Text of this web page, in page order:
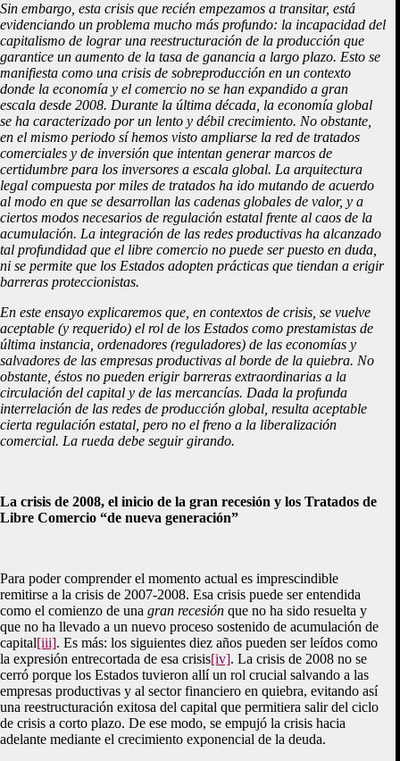
Sin embargo, esta crisis que recién empezamos a transitar, está
evidenciando un problema mucho más profundo: la incapacidad del
capitalismo de lograr una reestructuración de la producción que
garantice un aumento de la tasa de ganancia a largo plazo. Esto se
manifiesta como una crisis de sobreproducción en un contexto
donde la economía y el comercio no se han expandido a gran
escala desde 2008. Durante la última década, la economía global
se ha caracterizado por un lento y débil crecimiento. No obstante,
en el mismo periodo sí hemos visto ampliarse la red de tratados
comerciales y de inversión que intentan generar marcos de
certidumbre para los inversores a escala global. La arquitectura
legal compuesta por miles de tratados ha ido mutando de acuerdo
al modo en que se desarrollan las cadenas globales de valor, y a
ciertos modos necesarios de regulación estatal frente al caos de la
acumulación. La integración de las redes productivas ha alcanzado
tal profundidad que el libre comercio no puede ser puesto en duda,
ni se permite que los Estados adopten prácticas que tiendan a erigir
barreras proteccionistas.
En este ensayo explicaremos que, en contextos de crisis, se vuelve
aceptable (y requerido) el rol de los Estados como prestamistas de
última instancia, ordenadores (reguladores) de las economías y
salvadores de las empresas productivas al borde de la quiebra. No
obstante, éstos no pueden erigir barreras extraordinarias a la
circulación del capital y de las mercancías. Dada la profunda
interrelación de las redes de producción global, resulta aceptable
cierta regulación estatal, pero no el freno a la liberalización
comercial. La rueda debe seguir girando.
La crisis de 2008, el inicio de la gran recesión y los Tratados de
Libre Comercio “de nueva generación”
Para poder comprender el momento actual es imprescindible
remitirse a la crisis de 2007-2008. Esa crisis puede ser entendida
como el comienzo de una gran recesión que no ha sido resuelta y
que no ha llevado a un nuevo proceso sostenido de acumulación de
capital[iii]. Es más: los siguientes diez años pueden ser leídos como
la expresión entrecortada de esa crisis[iv]. La crisis de 2008 no se
cerró porque los Estados tuvieron allí un rol crucial salvando a las
empresas productivas y al sector financiero en quiebra, evitando así
una reestructuración exitosa del capital que permitiera salir del ciclo
de crisis a corto plazo. De ese modo, se empujó la crisis hacia
adelante mediante el crecimiento exponencial de la deuda.